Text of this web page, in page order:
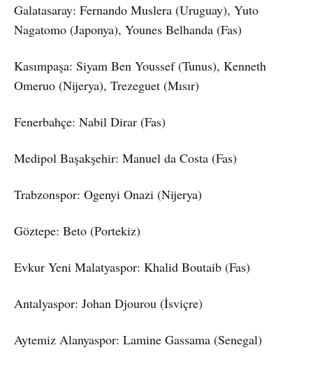
Galatasaray: Fernando Muslera (Uruguay), Yuto
Nagatomo (Japonya), Younes Belhanda (Fas)
Kasımpaşa: Siyam Ben Youssef (Tunus), Kenneth
Omeruo (Nijerya), Trezeguet (Mısır)
Fenerbahçe: Nabil Dirar (Fas)
Medipol Başakşehir: Manuel da Costa (Fas)
Trabzonspor: Ogenyi Onazi (Nijerya)
Göztepe: Beto (Portekiz)
Evkur Yeni Malatyaspor: Khalid Boutaib (Fas)
Antalyaspor: Johan Djourou (İsviçre)
Aytemiz Alanyaspor: Lamine Gassama (Senegal)